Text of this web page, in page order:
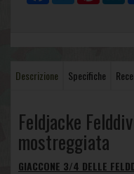
Descrizione Specifiche
Feldjacke
mostreggiata
GIACCONE 3/4 DELLE